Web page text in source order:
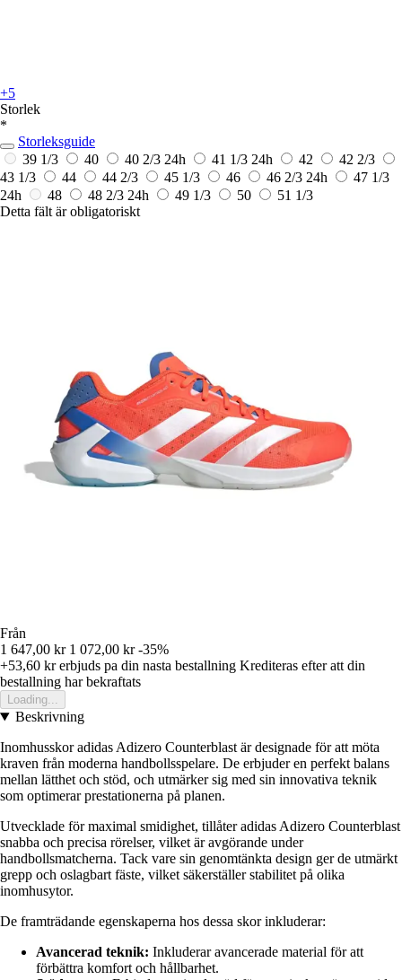
+5
Storlek
*
Storleksguide
39 1/3
40 40 2/3 24h 41 1/3 24h 42
42 2/3
43 1/3
44 44 2/3 45 1/3 46 46 2/3 24h
47 1/3
24h
48 48 2/3 24h 49 1/3 50
51 1/3
Detta fält är obligatoriskt
Från
1 647,00 kr 1 072,00 kr -35%
+53,60 krerbjuds pa din nasta bestallning Krediteras efter att din
bestallning har bekraftats
Loading...
Beskrivning
Inomhusskor adidas Adizero Counterblast är designade för att möta
kraven från moderna handbollsspelare. De erbjuder en perfekt balans
mellan lätthet och stöd, och utmärker sig med sin innovativa teknik
som optimerar prestationerna på planen.
Utvecklade för maximal smidighet, tillåter adidas Adizero Counterblast
snabba och precisa rörelser, vilket är avgörande under
handbollsmatcherna. Tack vare sin genomtänkta design ger de utmärkt
grepp och oslagbart fäste, vilket säkerställer stabilitet på olika
inomhusytor.
De framträdande egenskaperna hos dessa skor inkluderar:
Avancerad teknik: Inkluderar avancerade material för att
förbättra komfort och hållbarhet.